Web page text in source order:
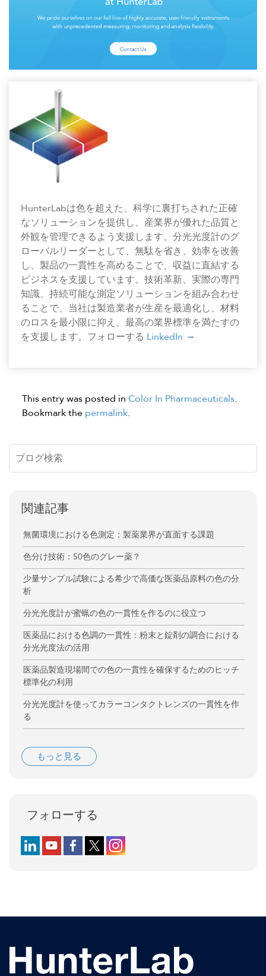
HunterLabは色を超えた、科学に裏打ちされた正確
なソリューションを提供し、産業界が優れた品質と
外観を管理できるよう支援します。分光光度計のグ
ローバルリーダーとして、無駄を省き、効率を改善
し、製品の一貫性を高めることで、収益に直結する
ビジネスを支援しています。技術革新、実際の専門
知識、持続可能な測定ソリューションを組み合わせ
ることで、当社は製造業者が生産を最適化し、材料
のロスを最小限に抑え、最高の業界標準を満たすの
を支援します。フォローする LinkedIn
This entry was posted in Color In Pharmaceuticals.
Bookmark the permalink.
関連記事
無菌環境における色測定：製薬業界が直面する課題
色分け技術：50色のグレー薬？
少量サンプル試験による希少で高価な医薬品原料の色の分
析
分光光度計が蜜蝋の色の一貫性を作るのに役立つ
医薬品における色調の一貫性：粉末と錠剤の調合における
分光光度法の活用
医薬品製造現場間での色の一貫性を確保するためのヒッチ
標準化の利用
分光光度計を使ってカラーコンタクトレンズの一貫性を作
る
もっと見る
フォローする
Follow us on LinkedIn
Follow us on YouTube
Follow us on Facebook
Follow us on X (formerly Twitter)
Follow us on Instagram